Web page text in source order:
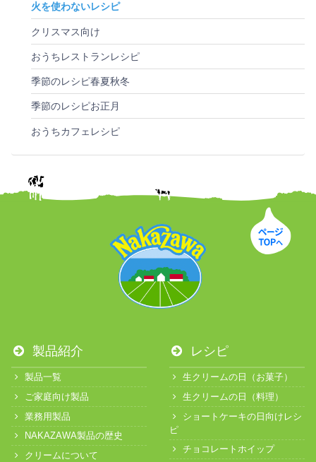
火を使わないレシピ
クリスマス向け
おうちレストランレシピ
季節のレシピ春夏秋冬
季節のレシピお正月
おうちカフェレシピ
製品紹介
製品一覧
ご家庭向け製品
業務用製品
NAKAZAWA製品の歴史
クリームについて
レシピ
生クリームの日（お菓子）
生クリームの日（料理）
ショートケーキの日向けレシ
ピ
チョコレートホイップ